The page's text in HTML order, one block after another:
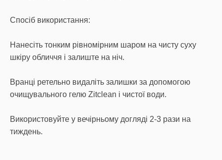
Спосіб використання:
Нанесіть тонким рівномірним шаром на чисту суху
шкіру обличчя і залиште на ніч.
Вранці ретельно видаліть залишки за допомогою
очищувального гелю Zitclean і чистої води.
Використовуйте у вечірньому догляді 2-3 рази на
тиждень.